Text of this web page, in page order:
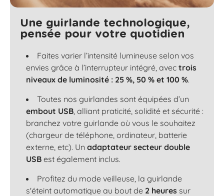
Une guirlande technologique,
pensée pour votre quotidien
Faites varier l’intensité lumineuse selon vos
envies grâce à l’interrupteur intégré, avec trois
niveaux de luminosité : 25 %, 50 % et 100 %.
Toutes nos guirlandes sont équipées d’un
embout USB, alliant praticité, solidité et sécurité :
branchez votre guirlande où vous le souhaitez
(chargeur de téléphone, ordinateur, batterie
externe, etc). Un adaptateur secteur double
USB est également inclus.
Profitez du mode veilleuse, la guirlande
s'éteint automatique au bout de 2 heures sur